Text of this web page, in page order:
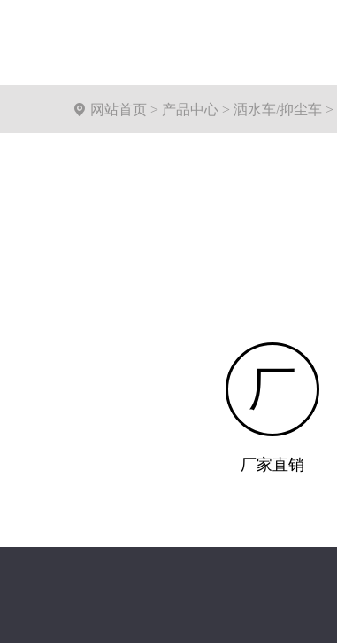
 网站首页 > 产品中心 >洒水车/抑尘车 >
厂
厂家直销